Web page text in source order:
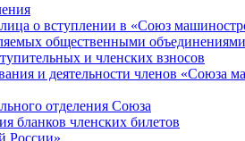
о вступлении в «Союз
общественными
и членских взносов
и деятельности членов «Союза
отделения Союза
бланков членских билетов
России»